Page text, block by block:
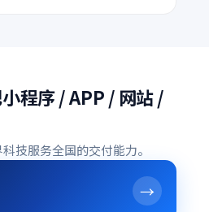
程序 / APP / 网站 /
技服务全国的交付能力。
→